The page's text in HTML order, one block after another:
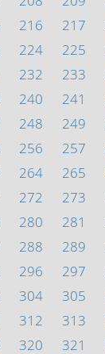
216 217
224 225
232 233
240 241
248 249
256 257
264 265
272 273
280 281
288 289
296 297
304 305
312 313
320 321